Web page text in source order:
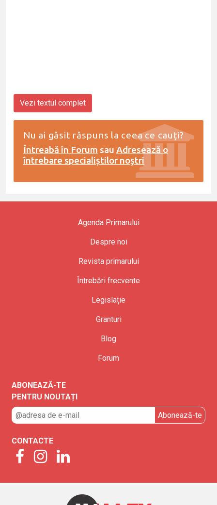
Vezi textul complet
Nu ai găsit răspuns la ceea ce cauți?
Întreabă în Forum sau Adresează o
întrebare specialiștilor noștri
Agenda Primarului
Despre noi
Revista primarului
Întrebări frecvente
Legislație
Granturi
Blog
Forum
ABONEAZĂ-TE
PENTRU NOUTAȚI
CONTACTE